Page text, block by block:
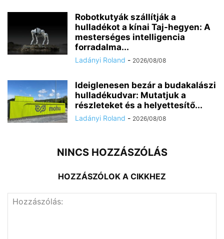
Robotkutyák szállítják a
hulladékot a kínai Taj-hegyen: A
mesterséges intelligencia
forradalma...
Ladányi Roland - 2026/08/08
Ideiglenesen bezár a budakalászi
hulladékudvar: Mutatjuk a
részleteket és a helyettesítő...
Ladányi Roland - 2026/08/08
NINCS HOZZÁSZÓLÁS
HOZZÁSZÓLOK A CIKKHEZ